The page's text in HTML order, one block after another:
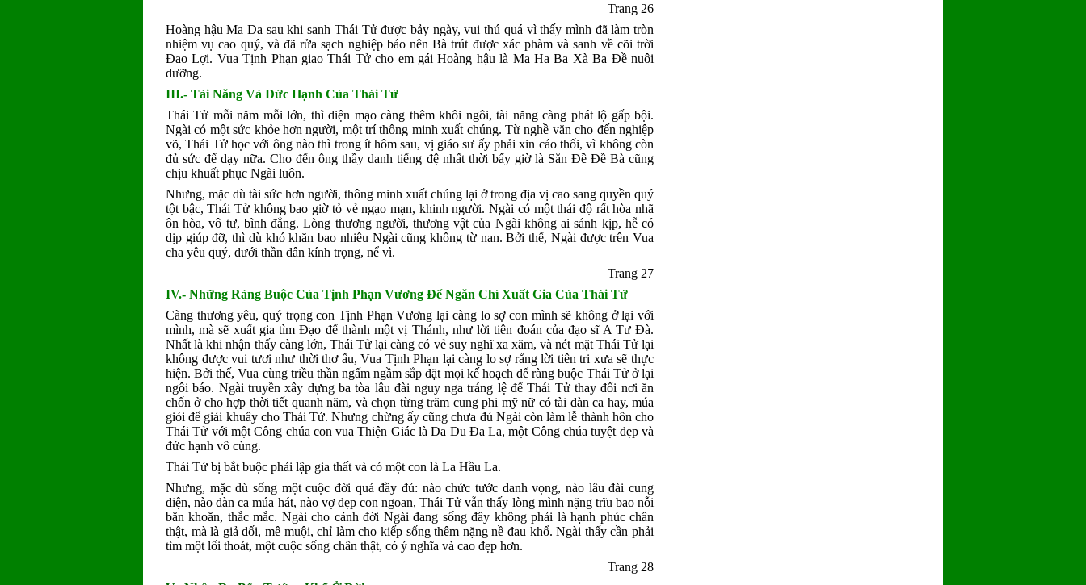
Trang 26
Hoàng hậu Ma Da sau khi sanh Thái Tử được bảy ngày, vui thú quá vì thấy mình đã làm tròn
nhiệm vụ cao quý, và đã rửa sạch nghiệp báo nên Bà trút được xác phàm và sanh về cõi trời
Ðao Lợi. Vua Tịnh Phạn giao Thái Tử cho em gái Hoàng hậu là Ma Ha Ba Xà Ba Ðề nuôi
dưỡng.
III.- Tài Năng Và Ðức Hạnh Của Thái Tử
Thái Tử mỗi năm mỗi lớn, thì diện mạo càng thêm khôi ngôi, tài năng càng phát lộ gấp bội.
Ngài có một sức khỏe hơn người, một trí thông minh xuất chúng. Từ nghề văn cho đến nghiệp
võ, Thái Tử học với ông nào thì trong ít hôm sau, vị giáo sư ấy phải xin cáo thối, vì không còn
đủ sức để dạy nữa. Cho đến ông thầy danh tiếng đệ nhất thời bấy giờ là Sằn Ðề Ðề Bà cũng
chịu khuất phục Ngài luôn.
Nhưng, mặc dù tài sức hơn người, thông minh xuất chúng lại ở trong địa vị cao sang quyền quý
tột bậc, Thái Tử không bao giờ tỏ vẻ ngạo mạn, khinh người. Ngài có một thái độ rất hòa nhã
ôn hòa, vô tư, bình đẳng. Lòng thương người, thương vật của Ngài không ai sánh kịp, hễ có
dịp giúp đỡ, thì dù khó khăn bao nhiêu Ngài cũng không từ nan. Bởi thế, Ngài được trên Vua
cha yêu quý, dưới thần dân kính trọng, nể vì.
Trang 27
IV.- Những Ràng Buộc Của Tịnh Phạn Vương Ðể Ngăn Chí Xuất Gia Của Thái Tử
Càng thương yêu, quý trọng con Tịnh Phạn Vương lại càng lo sợ con mình sẽ không ở lại với
mình, mà sẽ xuất gia tìm Ðạo để thành một vị Thánh, như lời tiên đoán của đạo sĩ A Tư Ðà.
Nhất là khi nhận thấy càng lớn, Thái Tử lại càng có vẻ suy nghĩ xa xăm, và nét mặt Thái Tử lại
không được vui tươi như thời thơ ấu, Vua Tịnh Phạn lại càng lo sợ rằng lời tiên tri xưa sẽ thực
hiện. Bởi thế, Vua cùng triều thần ngấm ngầm sắp đặt mọi kế hoạch để ràng buộc Thái Tử ở lại
ngôi báo. Ngài truyền xây dựng ba tòa lâu đài nguy nga tráng lệ để Thái Tử thay đổi nơi ăn
chốn ở cho hợp thời tiết quanh năm, và chọn từng trăm cung phi mỹ nữ có tài đàn ca hay, múa
giỏi để giải khuây cho Thái Tử. Nhưng chừng ấy cũng chưa đủ Ngài còn làm lễ thành hôn cho
Thái Tử với một Công chúa con vua Thiện Giác là Da Du Ða La, một Công chúa tuyệt đẹp và
đức hạnh vô cùng.
Thái Tử bị bắt buộc phải lập gia thất và có một con là La Hầu La.
Nhưng, mặc dù sống một cuộc đời quá đầy đủ: nào chức tước danh vọng, nào lâu đài cung
điện, nào đàn ca múa hát, nào vợ đẹp con ngoan, Thái Tử vẫn thấy lòng mình nặng trĩu bao nỗi
băn khoăn, thắc mắc. Ngài cho cảnh đời Ngài đang sống đây không phải là hạnh phúc chân
thật, mà là giả dối, mê muội, chỉ làm cho kiếp sống thêm nặng nề đau khổ. Ngài thấy cần phải
tìm một lối thoát, một cuộc sống chân thật, có ý nghĩa và cao đẹp hơn.
Trang 28